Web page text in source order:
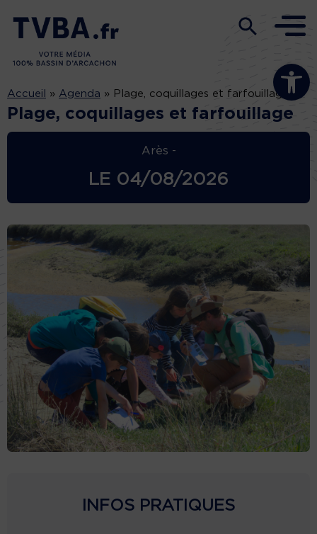
Ouvrir la
Accueil » Agenda » Plage, coquillages et farfouillage
Plage, coquillages et farfouillage
Arès -
LE 04/08/2026
INFOS PRATIQUES